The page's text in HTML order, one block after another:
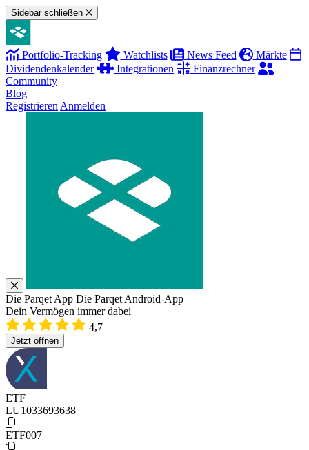
Sidebar schließen
Portfolio-Tracking Watchlists News Feed
Märkte
Dividendenkalender
Integrationen
Finanzrechner
Community
Blog
Registrieren Anmelden
Die Parqet App Die Parqet Android-App
Dein Vermögen immer dabei
4,7
Jetzt öffnen
ETF
LU1033693638
ETF007